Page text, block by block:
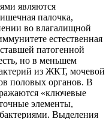
являются
палочка,
во влагалищной
естественная
патогенной
но в меньшем
из ЖКТ, мочевой
половых органов. В
«ключевые
элементы,
Выделения